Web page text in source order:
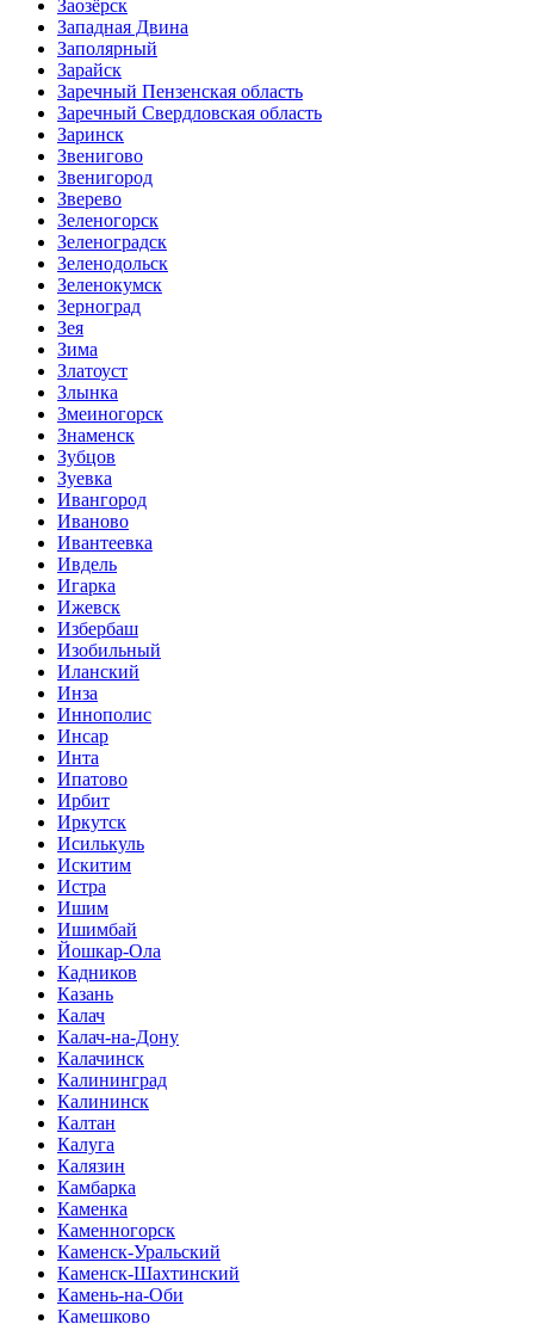
Заозёрск
Западная Двина
Заполярный
Зарайск
Заречный Пензенская область
Заречный Свердловская область
Заринск
Звенигово
Звенигород
Зверево
Зеленогорск
Зеленоградск
Зеленодольск
Зеленокумск
Зерноград
Зея
Зима
Златоуст
Злынка
Змеиногорск
Знаменск
Зубцов
Зуевка
Ивангород
Иваново
Ивантеевка
Ивдель
Игарка
Ижевск
Избербаш
Изобильный
Иланский
Инза
Иннополис
Инсар
Инта
Ипатово
Ирбит
Иркутск
Исилькуль
Искитим
Истра
Ишим
Ишимбай
Йошкар-Ола
Кадников
Казань
Калач
Калач-на-Дону
Калачинск
Калининград
Калининск
Калтан
Калуга
Калязин
Камбарка
Каменка
Каменногорск
Каменск-Уральский
Каменск-Шахтинский
Камень-на-Оби
Камешково